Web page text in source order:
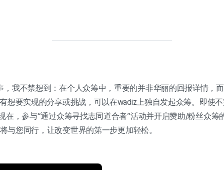
，我不禁想到：在个人众筹中，重要的并非华丽的回报详情，
想要实现的分享或挑战，可以在wadiz上独自发起众筹。即使
在，参与“通过众筹寻找志同道合者”活动并开启赞助/粉丝众筹
与您同行，让改变世界的第一步更加轻松。